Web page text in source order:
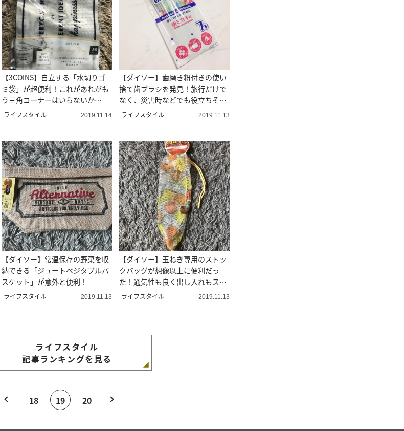
【3COINS】自立する「水切りゴ
ミ袋」が超便利！これがあれがも
う三角コーナーはいらないか
も！？
ライフスタイル 2019.11.14
【ダイソー】歯磨き粉付きの使い
捨て歯ブラシを発見！旅行だけで
なく、災害時などでも役立ちそ
う！
ライフスタイル 2019.11.13
【ダイソー】常温保存の野菜を収
納できる「ジュートベジタブルバ
スケット」が意外と便利！
ライフスタイル 2019.11.13
【ダイソー】玉ねぎ専用のストッ
クバッグが想像以上に便利だっ
た！通気性も良く出し入れもスム
ーズ♪
ライフスタイル 2019.11.13
ライフスタイル
記事ランキングを見る
18 19 20